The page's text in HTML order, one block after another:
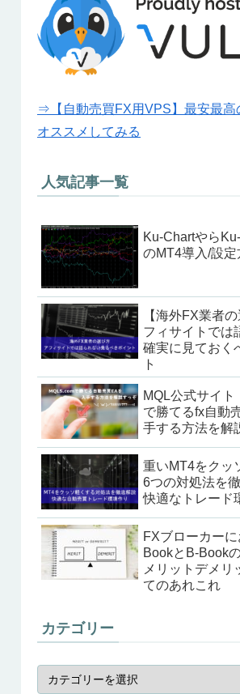
⇒【自動売買FX用VPS】最安最高
オススメしてみる
人気記事一覧
Ku-Chartやら
のMT4導入/設定
【海外FX業者
フィサイトでは
確実に見ておく
ト
MQL公式サイト
で勝てるfx自動
手する方法を解
重いMT4をクッ
6つの対処法を徹
快適なトレード
FXブローカー
BookとB-Book
メリットデメリ
てのあれこれ
カテゴリー